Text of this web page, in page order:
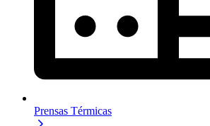
Prensas Térmicas